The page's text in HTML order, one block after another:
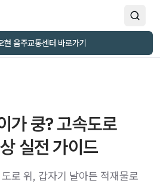
현 음주교통센터 바로가기
가 쿵? 고속도로
실전 가이드
로 위, 갑자기 날아든 적재물로